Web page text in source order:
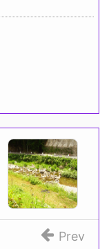
Prev